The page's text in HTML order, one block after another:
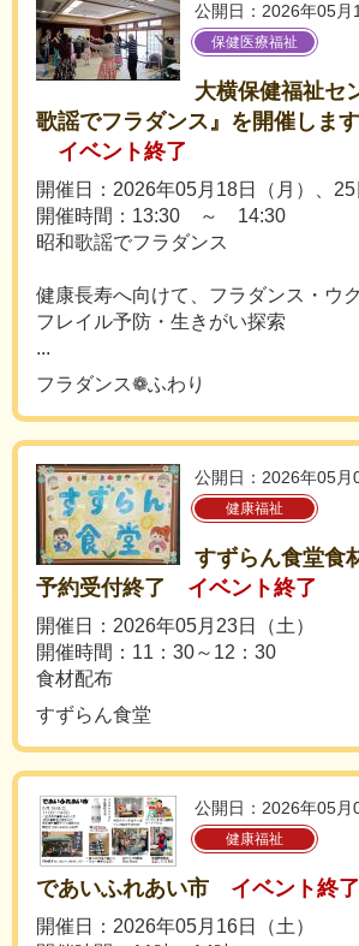
公開日：2026年05月
保健医療福祉
大横保健福祉セ
歌謡でフラダンス』を開催しま
イベント終了
開催日：2026年05月18日（月）、25
開催時間：13:30 ～ 14:30
昭和歌謡でフラダンス
健康長寿へ向けて、フラダンス・ウ
フレイル予防・生きがい探索
...
フラダンス❁ふわり
公開日：2026年05月
健康福祉
すずらん食堂食
予約受付終了
イベント終了
開催日：2026年05月23日（土）
開催時間：11：30～12：30
食材配布
すずらん食堂
公開日：2026年05月
健康福祉
であいふれあい市 イベント終了
開催日：2026年05月16日（土）